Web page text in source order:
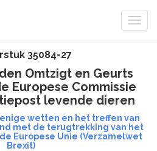
35084-27
Omtzigt en Geurts
Europese Commissie
levende dieren
wetten en het treffen van
met de terugtrekking van het
Europese Unie (Verzamelwet
Brexit)